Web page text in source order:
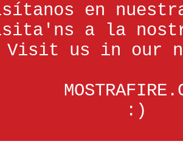
en
a la
Visit us in our
:)